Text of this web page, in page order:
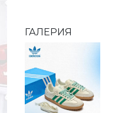
ГАЛЕРИЯ